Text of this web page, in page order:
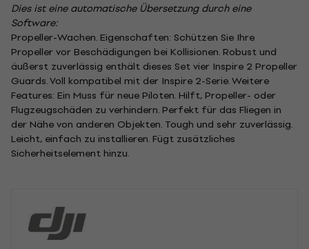
Dies ist eine automatische Übersetzung durch eine
Software:
Propeller-Wachen. Eigenschaften: Schützen Sie Ihre
Propeller vor Beschädigungen bei Kollisionen. Robust und
äußerst zuverlässig enthält dieses Set vier Inspire 2 Propeller
Guards. Voll kompatibel mit der Inspire 2-Serie. Weitere
Features: Ein Muss für neue Piloten. Hilft, Propeller- oder
Flugzeugschäden zu verhindern. Perfekt für das Fliegen in
der Nähe von anderen Objekten. Tough und sehr zuverlässig.
Leicht, einfach zu installieren. Fügt zusätzliches
Sicherheitselement hinzu.